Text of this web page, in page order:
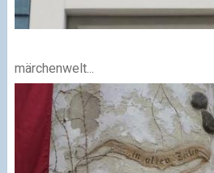
märchenwelt...